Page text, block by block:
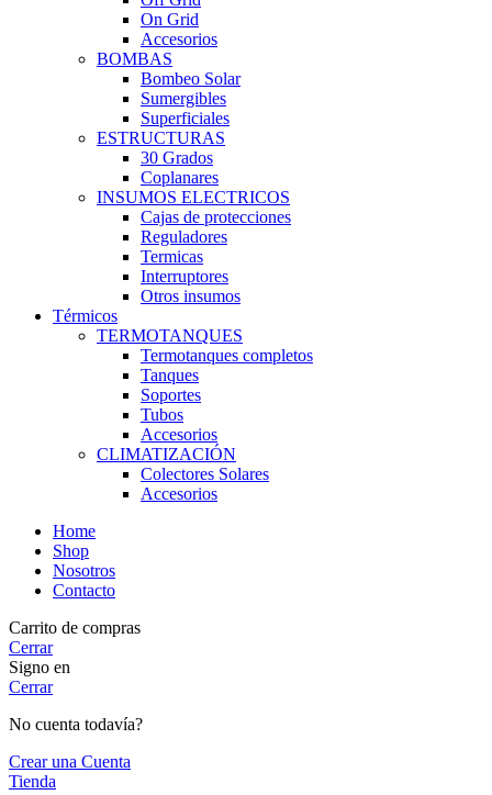
On Grid
Accesorios
BOMBAS
Bombeo Solar
Sumergibles
Superficiales
ESTRUCTURAS
30 Grados
Coplanares
INSUMOS ELECTRICOS
Cajas de protecciones
Reguladores
Termicas
Interruptores
Otros insumos
Térmicos
TERMOTANQUES
Termotanques completos
Tanques
Soportes
Tubos
Accesorios
CLIMATIZACIÓN
Colectores Solares
Accesorios
Home
Shop
Nosotros
Contacto
Carrito de compras
Cerrar
Signo en
Cerrar
No cuenta todavía?
Crear una Cuenta
Tienda